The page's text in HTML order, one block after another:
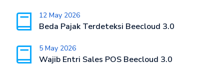
12 May 2026
Beda Pajak Terdeteksi Beecloud 3.0
5 May 2026
Wajib Entri Sales POS Beecloud 3.0